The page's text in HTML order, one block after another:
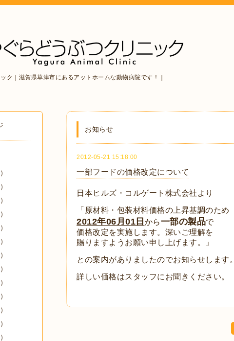
ク｜滋賀県草津市にあるアットホームな動物病院です！｜
お知らせ
2012-05-21 15:18:00
一部フードの価格改定について
日本ヒルズ・コルゲート株式会社より
「原材料・包装材料価格の上昇基調のため
2012年06月01日 から一部の製品で
価格改定を実施します。深いご理解を
賜りますよう お願い申し上げます。」
との案内がありましたのでお知らせします。
詳しい価格はスタッフにお聞きください。